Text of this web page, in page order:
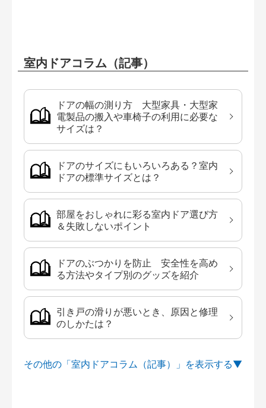
室内ドアコラム（記事）
ドアの幅の測り方 大型家具・大型家
電製品の搬入や車椅子の利用に必要な
サイズは？
ドアのサイズにもいろいろある？室内
ドアの標準サイズとは？
部屋をおしゃれに彩る室内ドア選び方
＆失敗しないポイント
ドアのぶつかりを防止 安全性を高め
る方法やタイプ別のグッズを紹介
引き戸の滑りが悪いとき、原因と修理
のしかたは？
その他の「室内ドアコラム（記事）」を